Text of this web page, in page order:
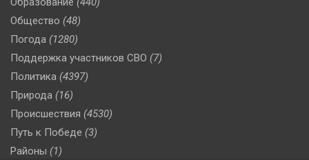
Общество (48)
Погода (1280)
Поддержка участников СВО (7)
Политика (4397)
Природа (16)
Происшествия (4530)
Путь к Победе (3)
Районы (1)